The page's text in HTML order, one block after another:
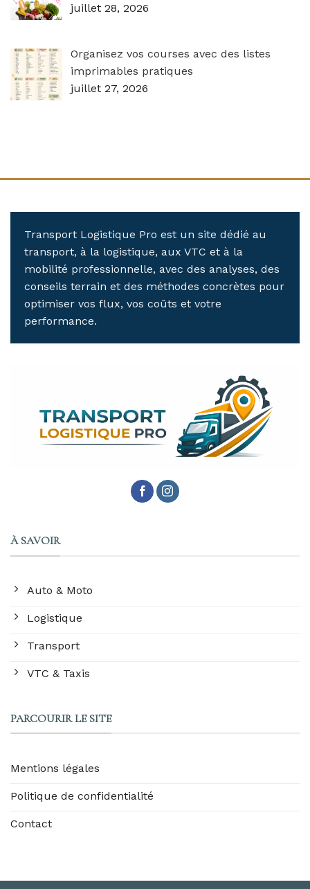
juillet 28, 2026
Organisez vos courses avec des listes
imprimables pratiques
juillet 27, 2026
Transport Logistique Pro est un site dédié au
transport, à la logistique, aux VTC et à la
mobilité professionnelle, avec des analyses, des
conseils terrain et des méthodes concrètes pour
optimiser vos flux, vos coûts et votre
performance.
À SAVOIR
Auto & Moto
Logistique
Transport
VTC & Taxis
PARCOURIR LE SITE
Mentions légales
Politique de confidentialité
Contact